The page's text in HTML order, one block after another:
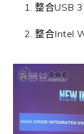
整合USB
整合Intel